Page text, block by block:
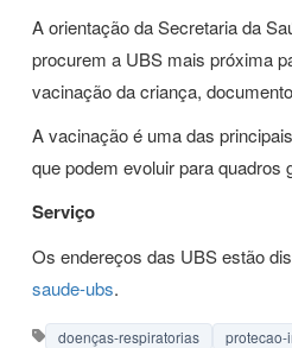
A orientação da Secretaria da
procurem a UBS mais próxima
vacinação da criança,
A vacinação é uma das
que podem evoluir para
Serviço
Os endereços das UBS estão
saude-ubs.
doenças-respiratorias protecao-